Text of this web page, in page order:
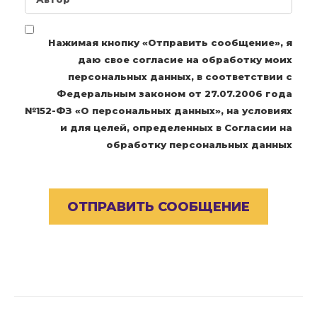
Нажимая кнопку «Отправить сообщение», я
даю свое согласие на обработку моих
персональных данных, в соответствии с
Федеральным законом от 27.07.2006 года
№152-ФЗ «О персональных данных», на условиях
и для целей, определенных в Согласии на
обработку персональных данных